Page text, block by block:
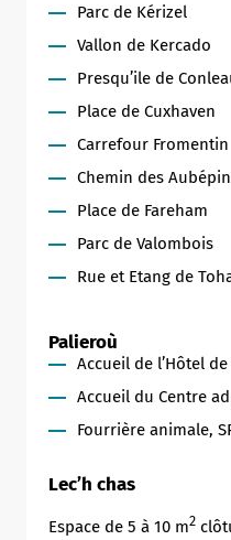
Parc de Kérizel
Vallon de Kercado
Presqu’ile de
Place de Cuxhaven
Carrefour Fromentin
Chemin des
Place de Fareham
Parc de Valombois
Rue et Etang de
Palieroù
Accueil de l’Hôtel
Accueil du Centre
Fourrière animale,
Lec’h chas
Espace de 5 à 10 m2